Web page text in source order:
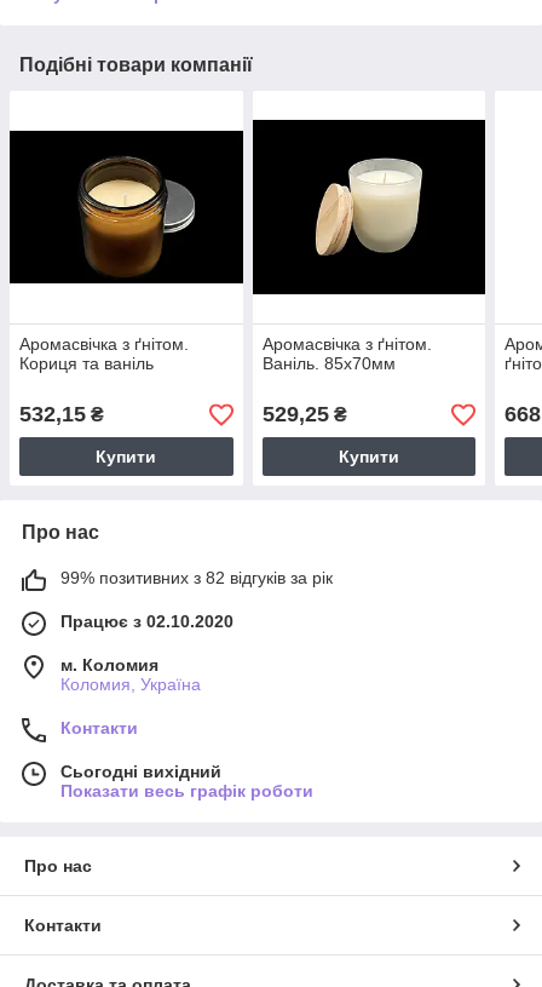
Подібні товари компанії
Аромасвічка з ґнітом.
Кориця та ваніль
532,15 ₴
Купити
Аромасвічка з ґнітом.
Ваніль. 85х70мм
529,25₴
Купити
Про нас
99% позитивних з 82 відгуків за рік
Працює з 02.10.2020
м. Коломия
Коломия, Україна
Контакти
Сьогодні вихідний
Показати весь графік роботи
Про нас
Контакти